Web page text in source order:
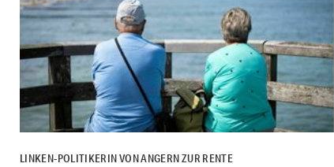
LINKEN-POLITIKERIN VON ANGERN ZUR RENTE